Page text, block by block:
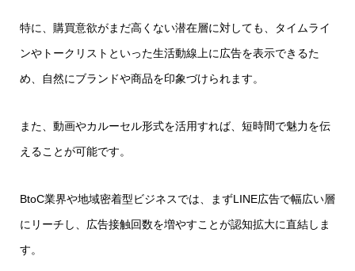
特に、購買意欲がまだ高くない潜在層に対しても、タイムライ
ンやトークリストといった生活動線上に広告を表示できるた
め、自然にブランドや商品を印象づけられます。
また、動画やカルーセル形式を活用すれば、短時間で魅力を伝
えることが可能です。
BtoC業界や地域密着型ビジネスでは、まずLINE広告で幅広い層
にリーチし、広告接触回数を増やすことが認知拡大に直結しま
す。